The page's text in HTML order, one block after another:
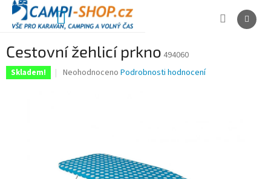
Přejít
obsah
NÁKUPNÍ
Cestovní žehlicí prkno 494060
Skladem!
Průměrné
hvězdiček.
Neohodnoceno Podrobnosti hodnocení